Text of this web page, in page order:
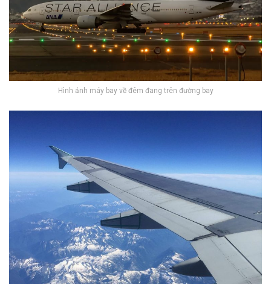
Hình ảnh máy bay về đêm đang trên đường bay